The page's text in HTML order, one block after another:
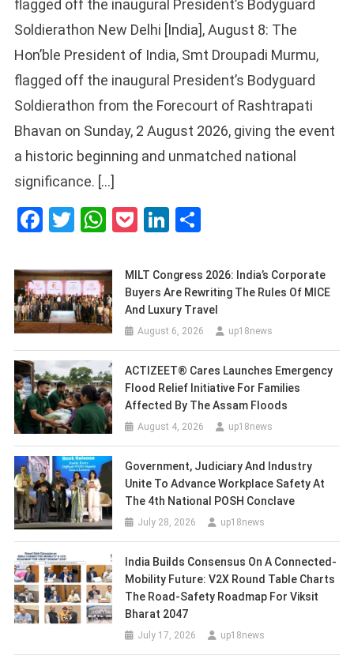
flagged off the inaugural President’s Bodyguard
Soldierathon New Delhi [India], August 8: The
Hon’ble President of India, Smt Droupadi Murmu,
flagged off the inaugural President’s Bodyguard
Soldierathon from the Forecourt of Rashtrapati
Bhavan on Sunday, 2 August 2026, giving the event
a historic beginning and unmatched national
significance. […]
Facebook
Twitter
WhatsApp
PocketLinkedIn
MILT Congress 2026: India’s Corporate
Buyers Are Rewriting The Rules Of MICE
And Luxury Travel
August 6, 2026 up18news
ACTIZEET® Cares Launches Emergency
Flood Relief Initiative For Families
Affected By The Assam Floods
August 4, 2026 up18news
Government, Judiciary And Industry
Unite To Advance Workplace Safety At
The 4th National POSH Conclave
July 28, 2026 up18news
India Builds Consensus On A Connected-
Mobility Future: V2X Round Table Charts
The Road-Safety Roadmap For Viksit
Bharat 2047
July 17, 2026 up18news